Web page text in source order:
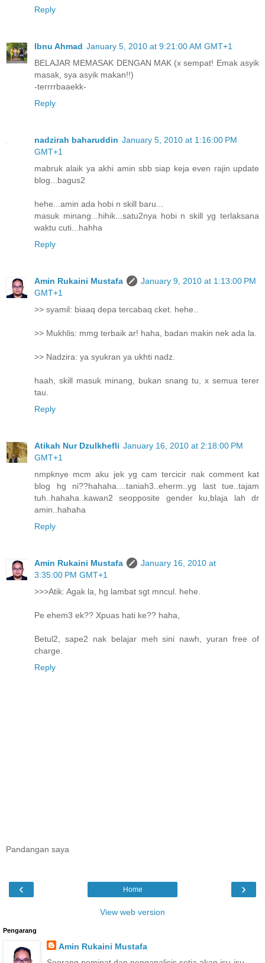
Reply
Ibnu Ahmad January 5, 2010 at 9:21:00 AM GMT+1
BELAJAR MEMASAK DENGAN MAK (x sempat! Emak asyik
masak, sya asyik makan!!)
-terrrrbaaekk-
Reply
nadzirah baharuddin January 5, 2010 at 1:16:00 PM
GMT+1
mabruk alaik ya akhi amin sbb siap keja even rajin update
blog...bagus2
hehe...amin ada hobi n skill baru...
masuk minang...hihik...satu2nya hobi n skill yg terlaksana
waktu cuti...hahha
Reply
Amin Rukaini Mustafa
January 9, 2010 at 1:13:00 PM
GMT+1
>> syamil: biaaq depa tercabaq cket. hehe..
>> Mukhlis: mmg terbaik ar! haha, badan makin nek ada la.
>> Nadzira: ya syukran ya ukhti nadz.
haah, skill masuk minang, bukan snang tu, x semua terer
tau.
Reply
Atikah Nur Dzulkhefli January 16, 2010 at 2:18:00 PM
GMT+1
nmpknye mcm aku jek yg cam tercicir nak comment kat
blog hg ni??hahaha....taniah3..eherm..yg last tue..tajam
tuh..hahaha..kawan2 seopposite gender ku,blaja lah dr
amin..hahaha
Reply
Amin Rukaini Mustafa
January 16, 2010 at
3:35:00 PM GMT+1
>>>Atik: Agak la, hg lambat sgt mncul. hehe.
Pe ehem3 ek?? Xpuas hati ke?? haha,
Betul2, sape2 nak belajar meh sini nawh, yuran free of
charge.
Reply
Pandangan saya
‹ ›
Home
View web version
Pengarang
Amin Rukaini Mustafa